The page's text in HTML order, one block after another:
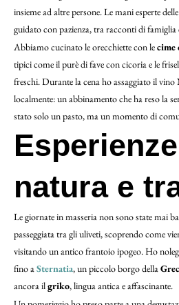
insieme ad altre persone. Le mani esperte
guidato con pazienza, tra racconti di famiglia
Abbiamo cucinato le orecchiette con lecime
tipici come il purè di fave con cicoria e le
freschi. Durante la cena ho assaggiato il
localmente: un abbinamento che ha reso la
stato solo un pasto, ma un momento di
natura e
Le giornate in masseria non sono state mai
passeggiata tra gli uliveti, scoprendo come
visitando un antico frantoio ipogeo. Ho
fino aSternatia, un piccolo borgo della
ancora ilgriko, lingua antica e affascinante.